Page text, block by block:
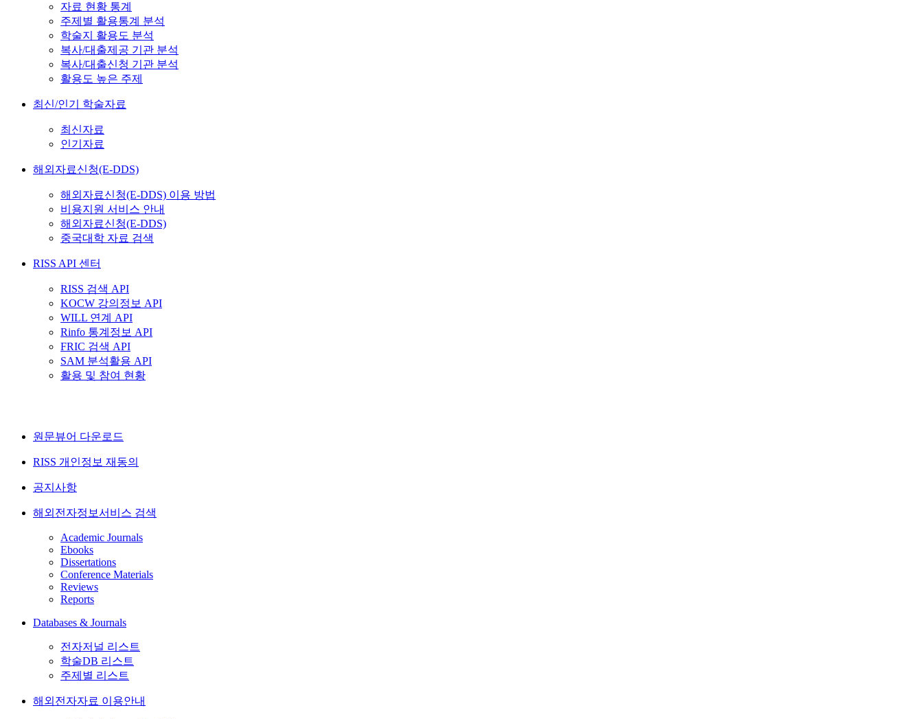
자료 현황 통계
주제별 활용통계 분석
학술지 활용도 분석
복사/대출제공 기관 분석
복사/대출신청 기관 분석
활용도 높은 주제
최신/인기 학술자료
최신자료
인기자료
해외자료신청(E-DDS)
해외자료신청(E-DDS) 이용 방법
비용지원 서비스 안내
해외자료신청(E-DDS)
중국대학 자료 검색
RISS API 센터
RISS 검색 API
KOCW 강의정보 API
WILL 연계 API
Rinfo 통계정보 API
FRIC 검색 API
SAM 분석활용 API
활용 및 참여 현황
원문뷰어 다운로드
RISS 개인정보 재동의
공지사항
해외전자정보서비스 검색
Academic Journals
Ebooks
Dissertations
Conference Materials
Reviews
Reports
Databases & Journals
전자저널 리스트
학술DB 리스트
주제별 리스트
해외전자자료 이용안내